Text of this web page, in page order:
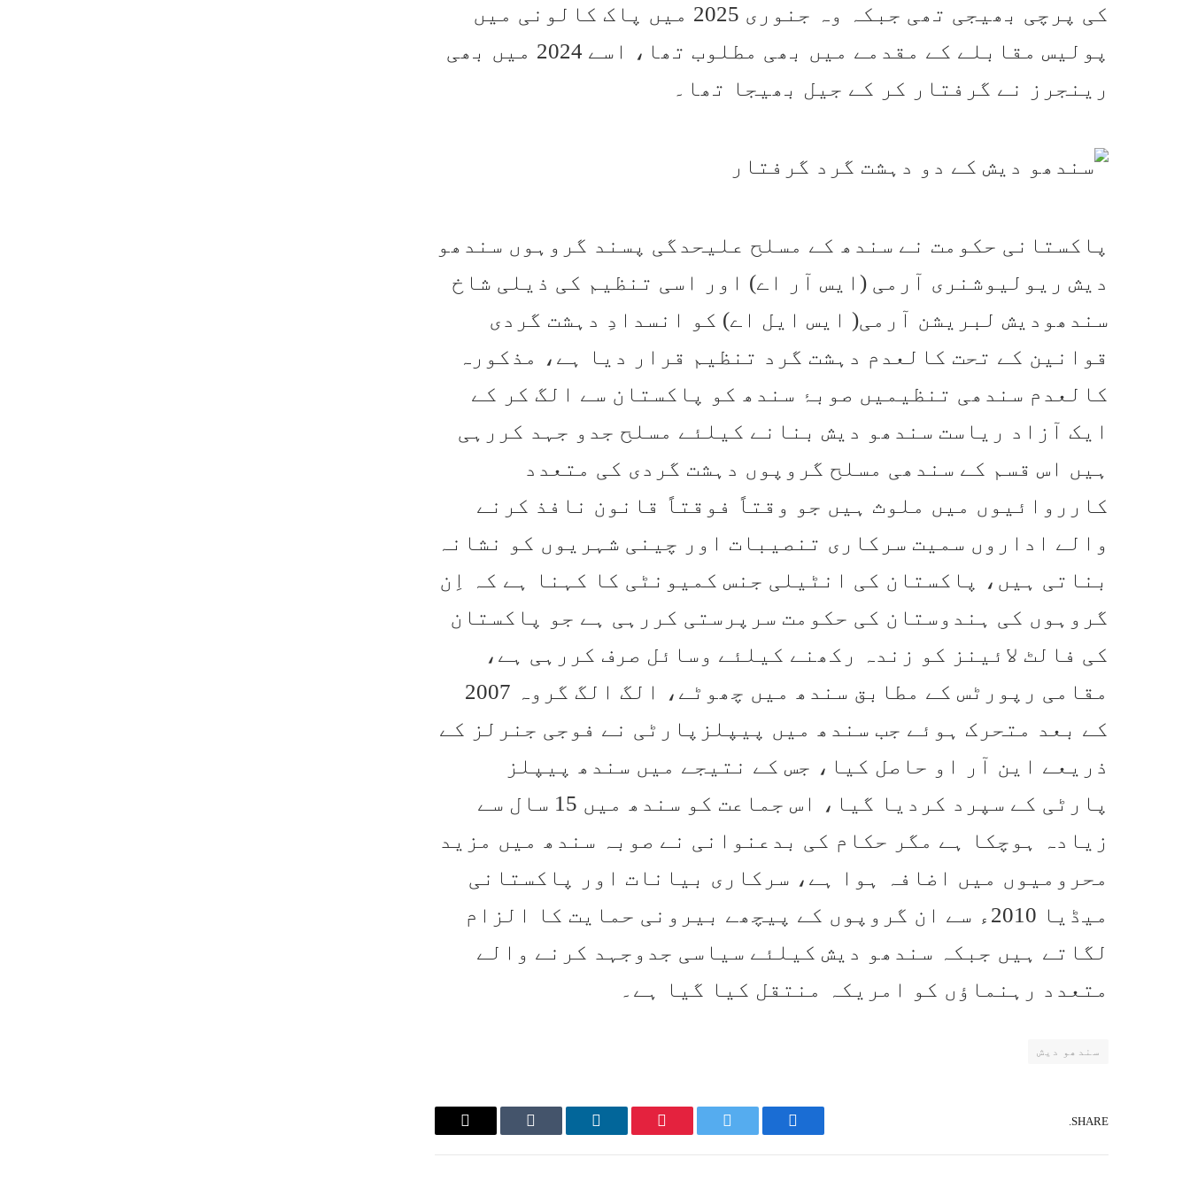
کی پرچی بھیجی تھی جبکہ وہ جنوری 2025 میں پاک کالونی میں
پولیس مقابلے کے مقدمے میں بھی مطلوب تھا، اسے 2024 میں بھی
رینجرز نے گرفتار کر کے جیل بھیجا تھا۔
پاکستانی حکومت نے سندھ کے مسلح علیحدگی پسند گروہوں سندھو
دیش ریولیوشنری آرمی (ایس آر اے) اور اسی تنظیم کی ذیلی شاخ
سندھودیش لبریشن آرمی( ایس ایل اے) کو انسدادِ دہشت گردی
قوانین کے تحت کالعدم دہشت گرد تنظیم قرار دیا ہے، مذکورہ
کالعدم سندھی تنظیمیں صوبۂ سندھ کو پاکستان سے الگ کر کے
ایک آزاد ریاست سندھو دیش بنانے کیلئے مسلح جدو جہد کررہی
ہیں اس قسم کے سندھی مسلح گروپوں دہشت گردی کی متعدد
کارروائیوں میں ملوث ہیں جو وقتاً فوقتاً قانون نافذ کرنے
والے اداروں سمیت سرکاری تنصیبات اور چینی شہریوں کو نشانہ
بناتی ہیں، پاکستان کی انٹیلی جنس کمیونٹی کا کہنا ہے کہ اِن
گروہوں کی ہندوستان کی حکومت سرپرستی کررہی ہے جو پاکستان
کی فالٹ لائینز کو زندہ رکھنے کیلئے وسائل صرف کررہی ہے،
مقامی رپورٹس کے مطابق سندھ میں چھوٹے، الگ الگ گروہ 2007
کے بعد متحرک ہوئے جب سندھ میں پیپلزپارٹی نے فوجی جنرلز کے
ذریعے این آر او حاصل کیا، جس کے نتیجے میں سندھ پیپلز
پارٹی کے سپرد کردیا گیا، اس جماعت کو سندھ میں 15 سال سے
زیادہ ہوچکا ہے مگر حکام کی بدعنوانی نے صوبہ سندھ میں مزید
محرومیوں میں اضافہ ہوا ہے، سرکاری بیانات اور پاکستانی
میڈیا 2010ء سے ان گروپوں کے پیچھے بیرونی حمایت کا الزام
لگاتے ہیں جبکہ سندھو دیش کیلئے سیاسی جدوجہد کرنے والے
متعدد رہنماؤں کو امریکہ منتقل کیا گیا ہے۔
سندھو دیش
SHARE.
Facebook
Twitter
Pinterest
LinkedIn
Tumblr
Email